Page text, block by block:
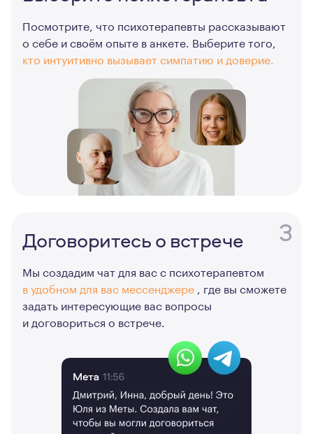
Посмотрите, что психотерапевты рассказывают
о себе и своём опыте в анкете. Выберите того,
кто интуитивно вызывает симпатию и доверие.
3
Договоритесь о встрече
Мы создадим чат для вас с психотерапевтом
в удобном для вас мессенджере , где вы сможете
задать интересующие вас вопросы
и договориться о встрече.